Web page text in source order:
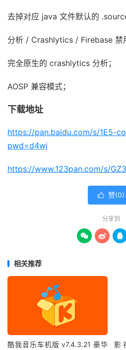
去掉对应 java 文件默认的
分析 / Crashlytics / Firebase 禁
完全原生的 crashlytics 分析；
AOSP 兼容模式；
下载地址
https://pan.baidu.com/s/1E5-
pwd=d4wj
https://www.123pan.com/s/
 赞(0)
分享到
  
相关推荐
酷我音乐车机版 v7.4.3.21 豪华
影